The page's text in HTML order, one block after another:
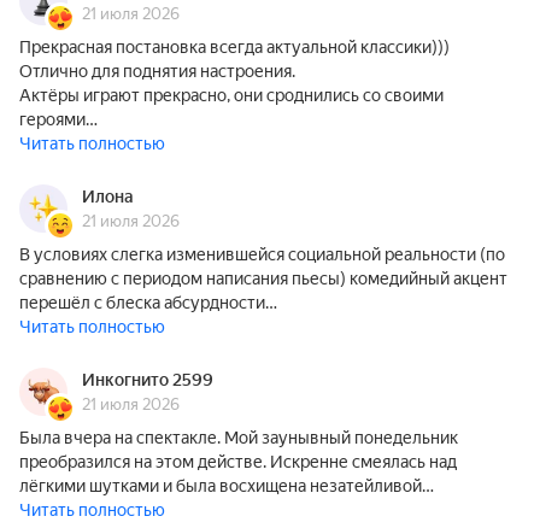
21 июля 2026
Прекрасная постановка всегда актуальной классики)))
Отлично для поднятия настроения.
Актёры играют прекрасно, они сроднились со своими
героями…
Читать полностью
Илона
21 июля 2026
В условиях слегка изменившейся социальной реальности (по
сравнению с периодом написания пьесы) комедийный акцент
перешёл с блеска абсурдности…
Читать полностью
Инкогнито 2599
21 июля 2026
Была вчера на спектакле. Мой заунывный понедельник
преобразился на этом действе. Искренне смеялась над
лёгкими шутками и была восхищена незатейливой…
Читать полностью